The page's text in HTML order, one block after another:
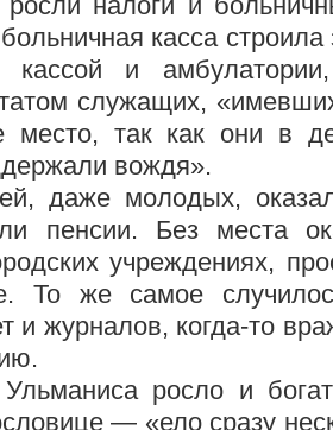
касса
кассой и
служащих,
место, так как они в
вождя».
даже молодых,
пенсии. Без места
учреждениях,
То же самое
и журналов, когда-то
росло и
— «ело сразу